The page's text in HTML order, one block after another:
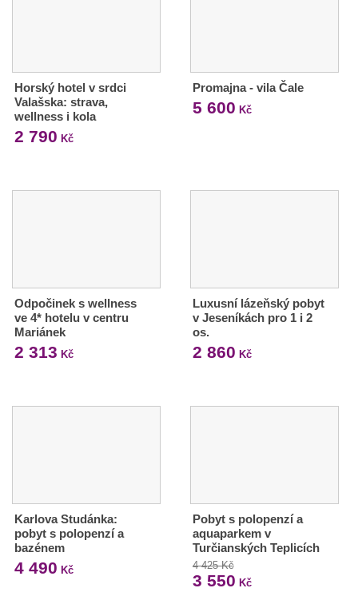
Horský hotel v srdci
Valašska: strava,
wellness i kola
2 790 Kč
Promajna - vila Čale
5 600 Kč
Odpočinek s wellness
ve 4* hotelu v centru
Mariánek
2 313 Kč
Luxusní lázeňský pobyt
v Jeseníkách pro 1 i 2
os.
2 860 Kč
Karlova Studánka:
pobyt s polopenzí a
bazénem
4 490 Kč
Pobyt s polopenzí a
aquaparkem v
Turčianských Teplicích
4 425 Kč
3 550 Kč